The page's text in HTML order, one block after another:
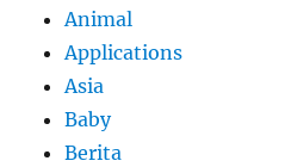
Animal
Applications
Asia
Baby
Berita